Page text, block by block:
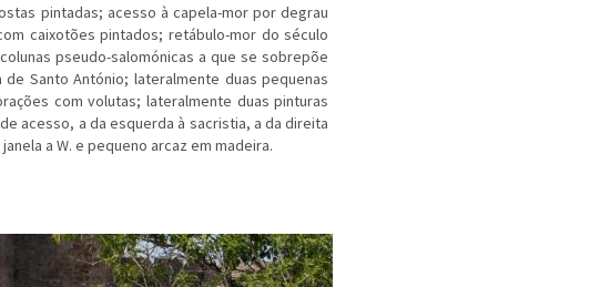
pintadas; acesso à capela-mor por degrau
caixotões pintados; retábulo-mor do século
pseudo-salomónicas a que se sobrepõe
Santo António; lateralmente duas pequenas
com volutas; lateralmente duas pinturas
acesso, a da esquerda à sacristia, a da direita
a W. e pequeno arcaz em madeira.